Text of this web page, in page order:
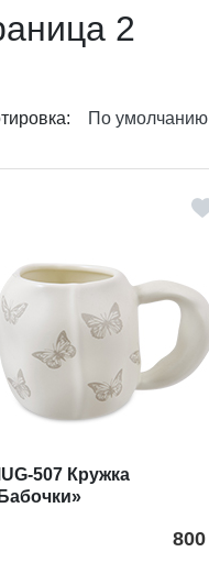
2
По умолчанию
507 Кружка
800